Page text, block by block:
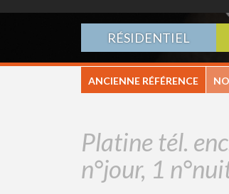
RÉSIDENTIEL
ANCIENNE RÉFÉRENCE
Platine tél.
n°jour, 1